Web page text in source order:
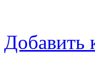
Добавить